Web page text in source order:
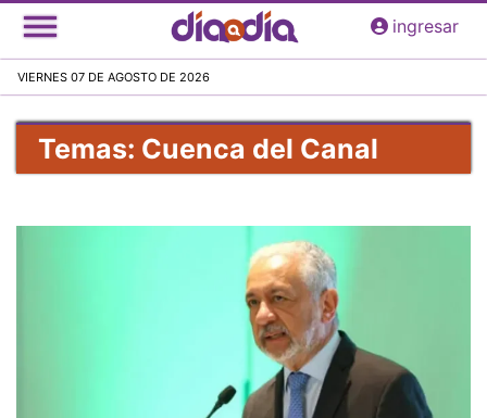
Pasar
al
principal
ingresar
VIERNES 07 DE AGOSTO DE 2026
Temas: Cuenca del Canal